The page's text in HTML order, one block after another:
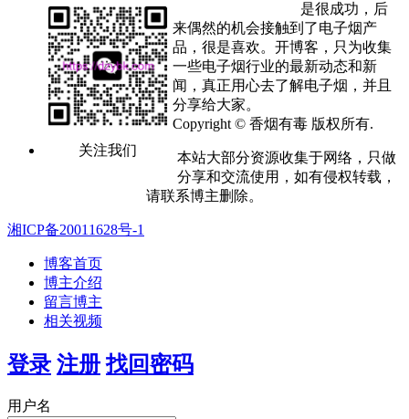
关注我们
是很成功，后
来偶然的机会接触到了电子烟产
品，很是喜欢。开博客，只为收集
一些电子烟行业的最新动态和新
闻，真正用心去了解电子烟，并且
分享给大家。
Copyright © 香烟有毒 版权所有.
本站大部分资源收集于网络，只做
分享和交流使用，如有侵权转载，
请联系博主删除。
湘ICP备20011628号-1
博客首页
博主介绍
留言博主
相关视频
登录 注册 找回密码
用户名